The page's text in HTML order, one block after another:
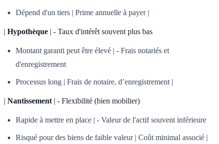
Dépend d'un tiers | Prime annuelle à payer |
| Hypothèque | - Taux d'intérêt souvent plus bas
Montant garanti peut être élevé | - Frais notariés et
d'enregistrement
Processus long | Frais de notaire, d’enregistrement |
| Nantissement | - Flexibilité (bien mobilier)
Rapide à mettre en place | - Valeur de l'actif souvent inférieure
Risqué pour des biens de faible valeur | Coût minimal associé |